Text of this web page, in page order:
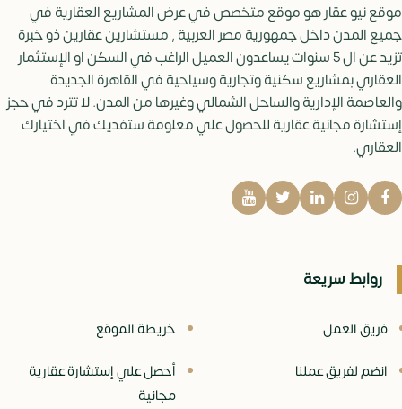
موقع نيو عقار هو موقع متخصص في عرض المشاريع العقارية في
جميع المدن داخل جمهورية مصر العربية , مستشارين عقارين ذو خبرة
تزيد عن ال 5 سنوات يساعدون العميل الراغب في السكن او الإستثمار
العقاري بمشاريع سكنية وتجارية وسياحية في القاهرة الجديدة
والعاصمة الإدارية والساحل الشمالي وغيرها من المدن. لا تترد في حجز
إستشارة مجانية عقارية للحصول علي معلومة ستفديك في اختيارك
العقاري.
روابط سريعة
فريق العمل
خريطة الموقع
انضم لفريق عملنا
أحصل علي إستشارة عقارية
مجانية